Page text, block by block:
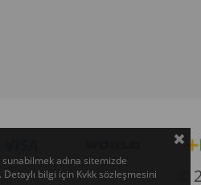
©
adına sitemizde
bilgi için Kvkk sözleşmesini